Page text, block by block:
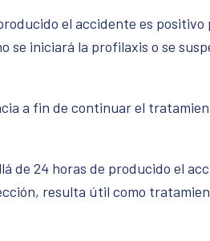
el accidente es positivo
se iniciará la profilaxis o se
a fin de continuar el
de 24 horas de producido el
resulta útil como